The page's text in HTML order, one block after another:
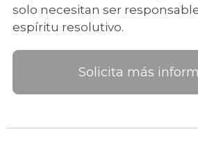
solo necesitan ser
espíritu resolutivo.
Solicita más